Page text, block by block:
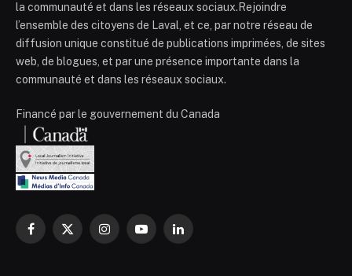
la communauté et dans les réseaux sociaux.Rejoindre
l’ensemble des citoyens de Laval, et ce, par notre réseau de
diffusion unique constitué de publications imprimées, de sites
web, de blogues, et par une présence importante dans la
communauté et dans les réseaux sociaux.
Financé par le gouvernement du Canada
Facebook
X
InstagramYouTubeLinkedIn